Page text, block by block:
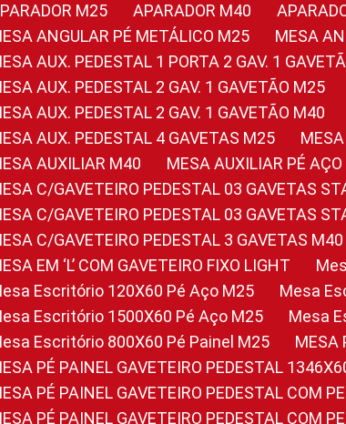
APARADOR M25
APARADOR M40
MESA ANGULAR PÉ METÁLICO M25
MESA
MESA AUX. PEDESTAL 1 PORTA 2 GAV. 1
MESA AUX. PEDESTAL 2 GAV. 1 GAVETÃO M25
MESA AUX. PEDESTAL 2 GAV. 1 GAVETÃO M40
MESA AUX. PEDESTAL 4 GAVETAS M25
MESA AUXILIAR M40
MESA AUXILIAR PÉ
MESA C/GAVETEIRO PEDESTAL 03 GAVETAS
MESA C/GAVETEIRO PEDESTAL 03 GAVETAS
MESA C/GAVETEIRO PEDESTAL 3 GAVETAS M40
MESA EM ‘L’ COM GAVETEIRO FIXO LIGHT
Mesa Escritório 120X60 Pé Aço M25
Mesa
Mesa Escritório 1500X60 Pé Aço M25
Mesa
Mesa Escritório 800X60 Pé Painel M25
MESA PÉ PAINEL GAVETEIRO PEDESTAL
MESA PÉ PAINEL GAVETEIRO PEDESTAL COM
MESA PÉ PAINEL GAVETEIRO PEDESTAL COM